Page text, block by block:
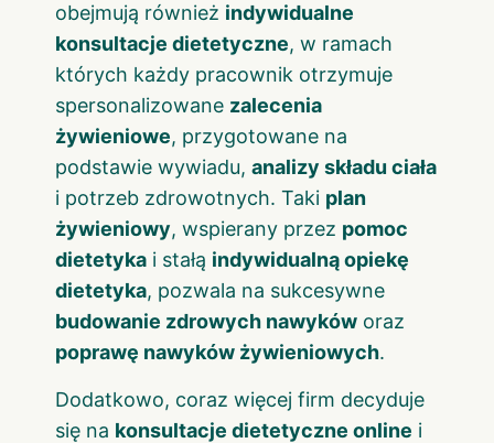
obejmują również indywidualne
konsultacje dietetyczne, w ramach
których każdy pracownik otrzymuje
spersonalizowane zalecenia
żywieniowe, przygotowane na
podstawie wywiadu, analizy składu ciała
i potrzeb zdrowotnych. Taki plan
żywieniowy, wspierany przez pomoc
dietetyka i stałą indywidualną opiekę
dietetyka, pozwala na sukcesywne
budowanie zdrowych nawyków oraz
poprawę nawyków żywieniowych.
Dodatkowo, coraz więcej firm decyduje
się na konsultacje dietetyczne online i